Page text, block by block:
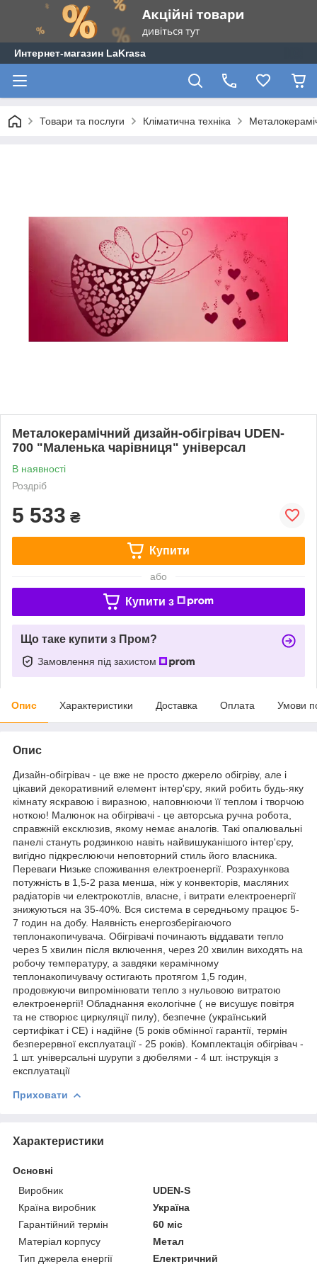
Интернет-магазин LaKrasa
Товари та послуги Кліматична техніка
Металокерамічний дизайн-обігрівач UDEN-
700 "Маленька чарівниця" універсал
В наявності
Роздріб
5 533 ₴
Купити
або
Купити з
Що таке купити з Пром?
Замовлення під захистом
Опис Характеристики Доставка Оплата Умови
Опис
Дизайн-обігрівач - це вже не просто джерело обігріву, але і
цікавий декоративний елемент інтер'єру, який робить будь-яку
кімнату яскравою і виразною, наповнюючи її теплом і творчою
ноткою! Малюнок на обігрівачі - це авторська ручна робота,
справжній ексклюзив, якому немає аналогів. Такі опалювальні
панелі стануть родзинкою навіть найвишуканішого інтер'єру,
вигідно підкреслюючи неповторний стиль його власника.
Переваги Низьке споживання електроенергії. Розрахункова
потужність в 1,5-2 раза менша, ніж у конвекторів, масляних
радіаторів чи електрокотлів, власне, і витрати електроенергії
знижуються на 35-40%. Вся система в середньому працює 5-
7 годин на добу. Наявність енергозберігаючого
теплонакопичувача. Обігрівачі починають віддавати тепло
через 5 хвилин після включення, через 20 хвилин виходять на
робочу температуру, а завдяки керамічному
теплонакопичувачу остигають протягом 1,5 годин,
продовжуючи випромінювати тепло з нульовою витратою
електроенергії! Обладнання екологічне ( не висушує повітря
та не створює циркуляції пилу), безпечне (український
сертифікат і СЕ) і надійне (5 років обмінної гарантії, термін
безперервної експлуатації - 25 років). Комплектація обігрівач -
1 шт. універсальні шурупи з дюбелями - 4 шт. інструкція з
експлуатації
Приховати
Характеристики
Основні
Виробник
UDEN-S
Країна виробник
Україна
Гарантійний термін
60 міс
Матеріал корпусу
Метал
Тип джерела енергії
Електричний